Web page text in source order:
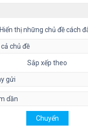
Hiển thị những chủ đề cách
Sắp xếp theo